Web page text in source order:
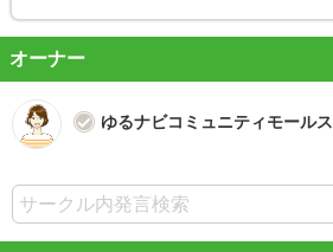
オーナー
ゆるナビコミュニティモール